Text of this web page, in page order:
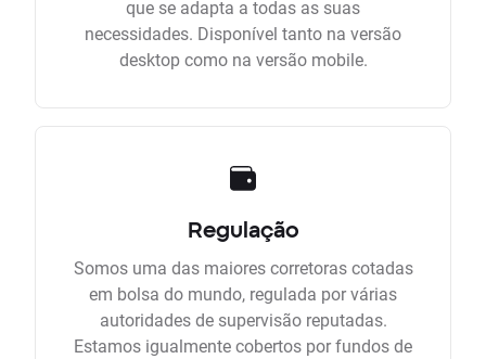
que se adapta a todas as suas
necessidades. Disponível tanto na versão
desktop como na versão mobile.
Regulação
Somos uma das maiores corretoras cotadas
em bolsa do mundo, regulada por várias
autoridades de supervisão reputadas.
Estamos igualmente cobertos por fundos de